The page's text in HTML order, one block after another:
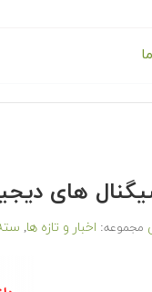
های
مجموعه: اخبار و تازه ها,